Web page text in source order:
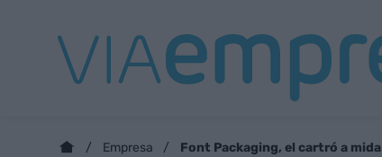
Empresa Font Packaging, el cartró a mida